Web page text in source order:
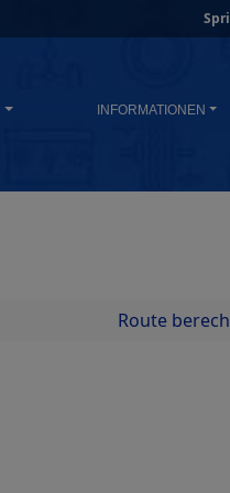
INFORMATIONEN
Route